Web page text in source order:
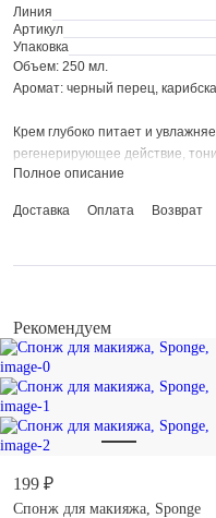
Линия
Артикул
Упаковка
Объем: 250 мл.
Аромат: черный перец,
Крем глубоко питает и
регенерирующее действие,
Срок годности: 36 месяцев.
Полное описание
Доставка Оплата Возврат
Рекомендуем
199 ₽
Спонж для макияжа, Sponge